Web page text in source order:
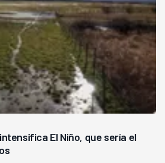
El Niño, que sería el